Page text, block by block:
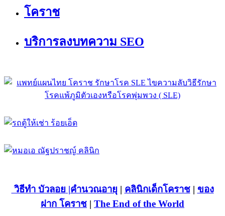
โคราช
บริการลงบทความ SEO
วิธีทำ บัวลอย |คำนวณอายุ | คลินิกเด็กโคราช| ของ
ฝาก โคราช | The End of the World